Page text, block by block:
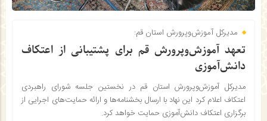
مدیرکل آموزش‌وپرورش استان قم:
تعهد آموزش‌وپرورش قم برای پشتیبانی از اعتکاف
دانش‌آموزی
مدیرکل آموزش‌وپرورش استان قم در نخستین جلسه شورای راهبردی
اعتکاف اعلام کرد این نهاد با ارسال بخشنامه‌ها و ارائه حمایت‌های اجرایی از
برگزاری اعتکاف دانش‌آموزی حمایت خواهد کرد.